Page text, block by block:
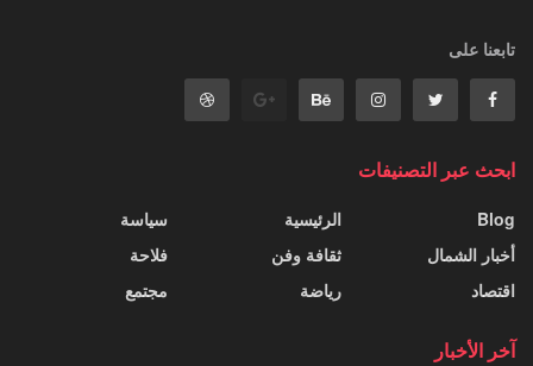
تابعنا على
ابحث عبر التصنيفات
Blog
أخبار الشمال
اقتصاد
الرئيسية
ثقافة وفن
رياضة
سياسة
فلاحة
مجتمع
آخر الأخبار